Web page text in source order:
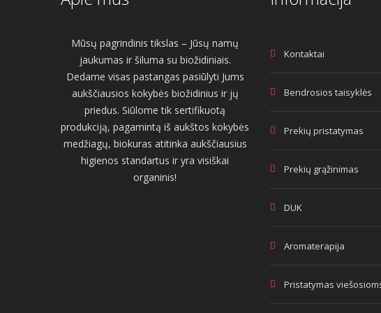
Mūsų pagrindinis tikslas – Jūsų namų
jaukumas ir šiluma su biožidiniais.
Dedame visas pastangas pasiūlyti Jums
aukščiausios kokybės biožidinius ir jų
priedus. Siūlome tik sertifikuotą
produkciją, pagamintą iš aukštos kokybės
medžiagų, biokuras atitinka aukščiausius
higienos standartus ir yra visiškai
organinis!
Kontaktai
Bendrosios taisyklės
Prekių pristatymas
Prekių grąžinimas
DUK
Aromaterapija
Pristatymas